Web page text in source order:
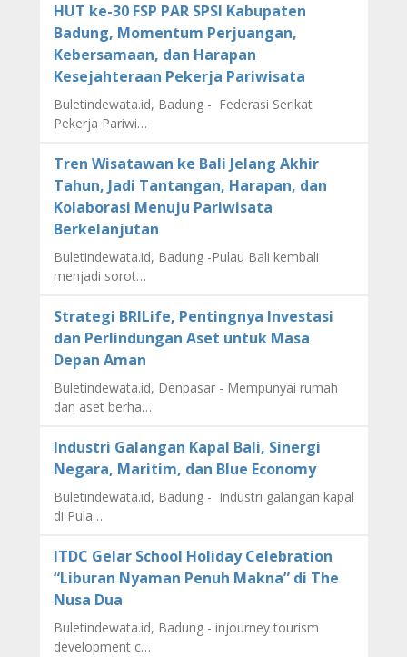
HUT ke-30 FSP PAR SPSI Kabupaten
Badung, Momentum Perjuangan,
Kebersamaan, dan Harapan
Kesejahteraan Pekerja Pariwisata
Buletindewata.id, Badung - Federasi Serikat
Pekerja Pariwi…
Tren Wisatawan ke Bali Jelang Akhir
Tahun, Jadi Tantangan, Harapan, dan
Kolaborasi Menuju Pariwisata
Berkelanjutan
Buletindewata.id, Badung -Pulau Bali kembali
menjadi sorot…
Strategi BRILife, Pentingnya Investasi
dan Perlindungan Aset untuk Masa
Depan Aman
Buletindewata.id, Denpasar - Mempunyai rumah
dan aset berha…
Industri Galangan Kapal Bali, Sinergi
Negara, Maritim, dan Blue Economy
Buletindewata.id, Badung - Industri galangan kapal
di Pula…
ITDC Gelar School Holiday Celebration
“Liburan Nyaman Penuh Makna” di The
Nusa Dua
Buletindewata.id, Badung - injourney tourism
development c…